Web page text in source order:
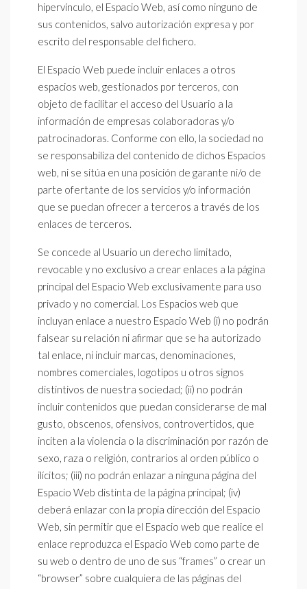
hipervínculo, el Espacio Web, así como ninguno de
sus contenidos, salvo autorización expresa y por
escrito del responsable del fichero.
El Espacio Web puede incluir enlaces a otros
espacios web, gestionados por terceros, con
objeto de facilitar el acceso del Usuario a la
información de empresas colaboradoras y/o
patrocinadoras. Conforme con ello, la sociedad no
se responsabiliza del contenido de dichos Espacios
web, ni se sitúa en una posición de garante ni/o de
parte ofertante de los servicios y/o información
que se puedan ofrecer a terceros a través de los
enlaces de terceros.
Se concede al Usuario un derecho limitado,
revocable y no exclusivo a crear enlaces a la página
principal del Espacio Web exclusivamente para uso
privado y no comercial. Los Espacios web que
incluyan enlace a nuestro Espacio Web (i) no podrán
falsear su relación ni afirmar que se ha autorizado
tal enlace, ni incluir marcas, denominaciones,
nombres comerciales, logotipos u otros signos
distintivos de nuestra sociedad; (ii) no podrán
incluir contenidos que puedan considerarse de mal
gusto, obscenos, ofensivos, controvertidos, que
inciten a la violencia o la discriminación por razón de
sexo, raza o religión, contrarios al orden público o
ilícitos; (iii) no podrán enlazar a ninguna página del
Espacio Web distinta de la página principal; (iv)
deberá enlazar con la propia dirección del Espacio
Web, sin permitir que el Espacio web que realice el
enlace reproduzca el Espacio Web como parte de
su web o dentro de uno de sus “frames” o crear un
“browser” sobre cualquiera de las páginas del